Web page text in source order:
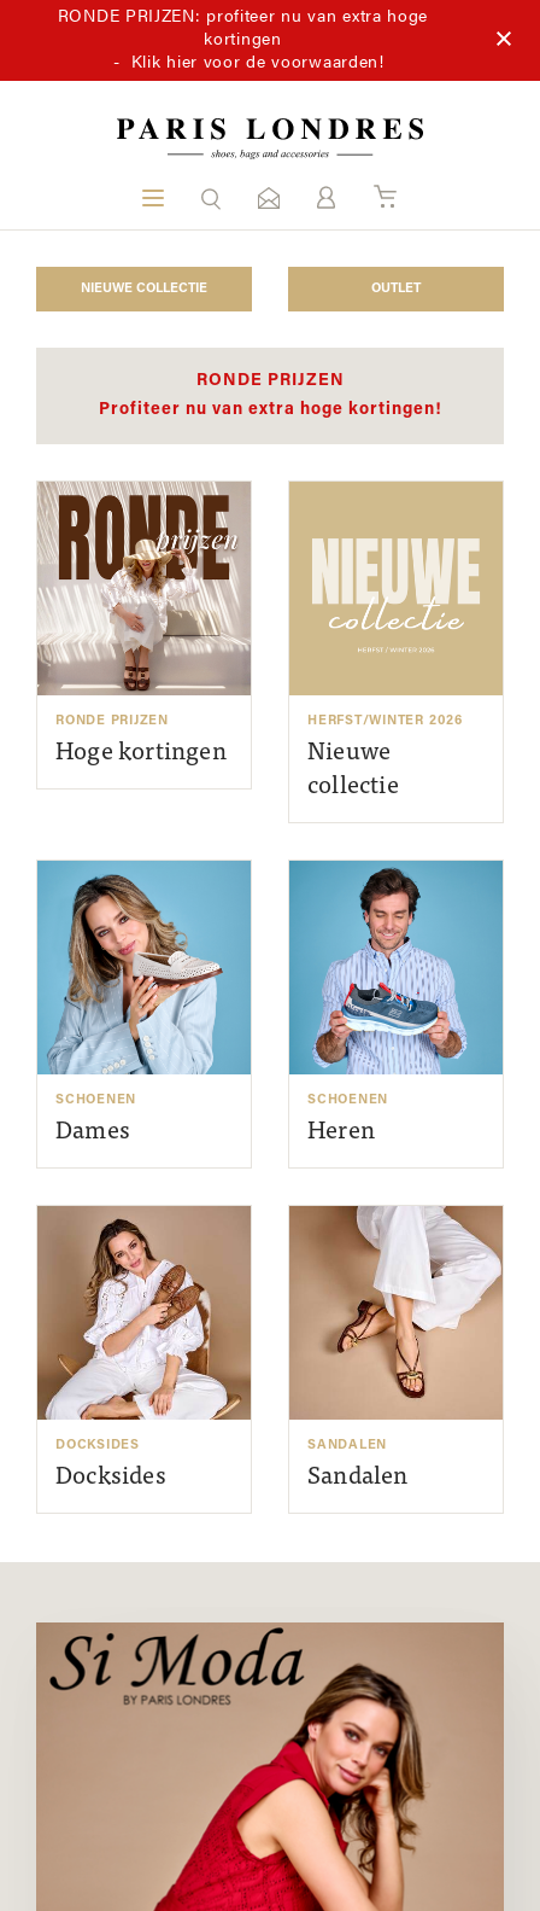
RONDE PRIJZEN: profiteer nu van extra hoge
kortingen
- Klik hier voor de voorwaarden!
NIEUWE COLLECTIE OUTLET
RONDE PRIJZEN
Profiteer nu van extra hoge kortingen!
RONDE PRIJZEN
Hoge kortingen
HERFST/WINTER 2026
Nieuwe
collectie
SCHOENEN
Dames
SCHOENEN
Heren
DOCKSIDES
Docksides
SANDALEN
Sandalen